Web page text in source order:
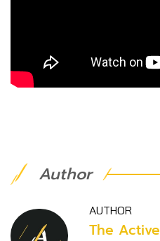
Author
AUTHOR
The Active